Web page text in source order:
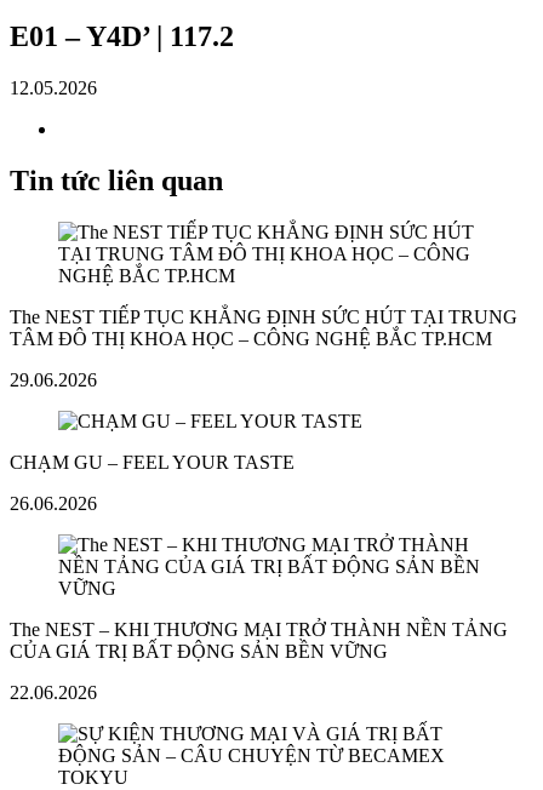
E01 – Y4D’ | 117.2
12.05.2026
Tin tức liên quan
The NEST TIẾP TỤC KHẲNG ĐỊNH SỨC HÚT TẠI TRUNG
TÂM ĐÔ THỊ KHOA HỌC – CÔNG NGHỆ BẮC TP.HCM
29.06.2026
CHẠM GU – FEEL YOUR TASTE
26.06.2026
The NEST – KHI THƯƠNG MẠI TRỞ THÀNH NỀN TẢNG
CỦA GIÁ TRỊ BẤT ĐỘNG SẢN BỀN VỮNG
22.06.2026